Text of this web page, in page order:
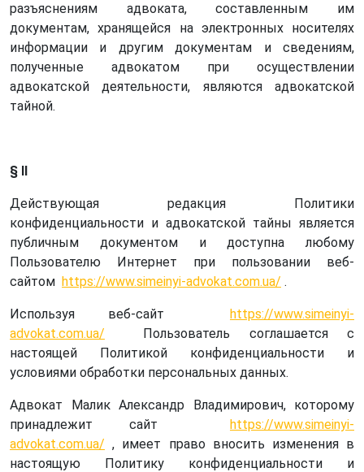
разъяснениям адвоката, составленным им
документам, хранящейся на электронных носителях
информации и другим документам и сведениям,
полученные адвокатом при осуществлении
адвокатской деятельности, являются адвокатской
тайной.
§ II
Действующая редакция Политики
конфиденциальности и адвокатской тайны является
публичным документом и доступна любому
Пользователю Интернет при пользовании веб-
сайтом https://www.simeinyi-advokat.com.ua/ .
Используя веб-сайт https://www.simeinyi-
advokat.com.ua/ Пользователь соглашается с
настоящей Политикой конфиденциальности и
условиями обработки персональных данных.
Адвокат Малик Александр Владимирович, которому
принадлежит сайт https://www.simeinyi-
advokat.com.ua/ , имеет право вносить изменения в
настоящую Политику конфиденциальности и